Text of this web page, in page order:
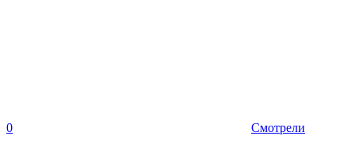
0 Смотрели